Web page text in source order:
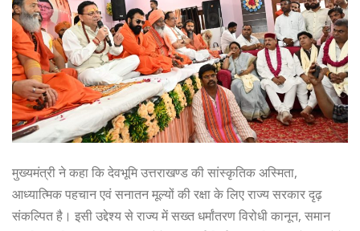
मुख्यमंत्री ने कहा कि देवभूमि उत्तराखण्ड की सांस्कृतिक अस्मिता,
आध्यात्मिक पहचान एवं सनातन मूल्यों की रक्षा के लिए राज्य सरकार दृढ़
संकल्पित है। इसी उद्देश्य से राज्य में सख्त धर्मांतरण विरोधी कानून, समान